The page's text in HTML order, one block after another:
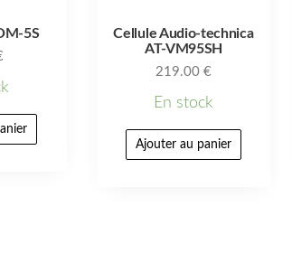
5S
Cellule Audio-technica
AT-VM95SH
219.00 €
En stock
Ajouter au panier